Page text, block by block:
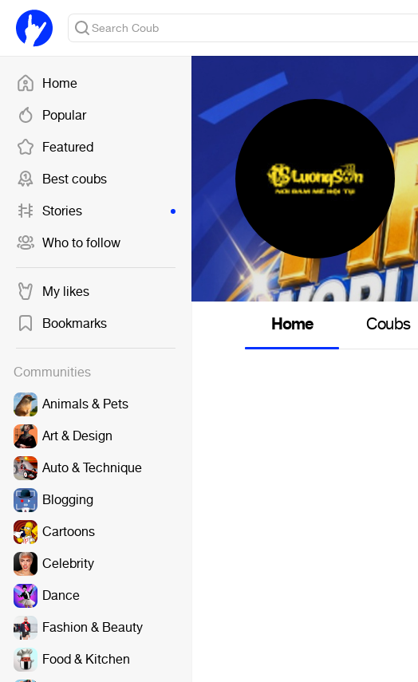
Home
Popular
Featured
Best coubs
Stories
Who to follow
My likes
Bookmarks
Communities
Animals & Pets
Art & Design
Auto & Technique
Blogging
Cartoons
Celebrity
Dance
Fashion & Beauty
Food & Kitchen
Home Coubs